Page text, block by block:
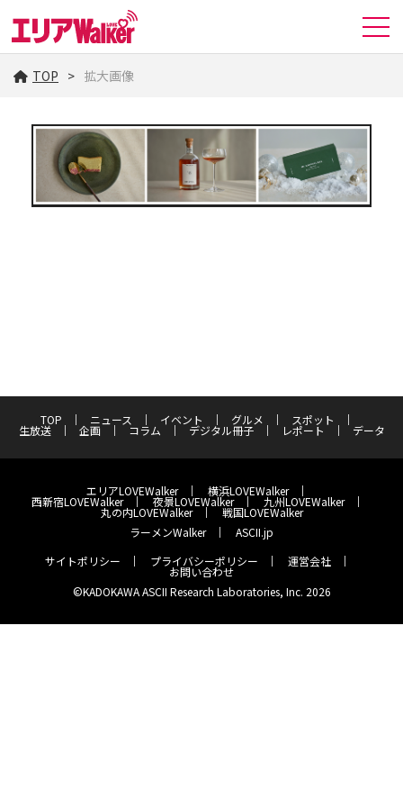
TOP 拡大画像
TOP ニュース イベント グルメ スポット
生放送 企画 コラム デジタル冊子 レポート データ
エリアLOVEWalker 横浜LOVEWalker
西新宿LOVEWalker 夜景LOVEWalker 九州LOVEWalker
丸の内LOVEWalker
戦国LOVEWalker
ラーメンWalker
ASCII.jp
サイトポリシー
プライバシーポリシー 運営会社
お問い合わせ
©KADOKAWA ASCII Research Laboratories, Inc. 2026